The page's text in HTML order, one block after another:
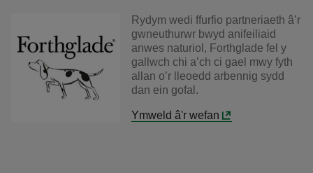
Rydym wedi ffurfio partneriaeth â’r
gwneuthurwr bwyd anifeiliaid
anwes naturiol, Forthglade fel y
gallwch chi a’ch ci gael mwy fyth
allan o’r lleoedd arbennig sydd
dan ein gofal.
Ymweld â'r wefan